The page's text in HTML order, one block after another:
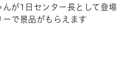
センター長として登場
品がもらえます